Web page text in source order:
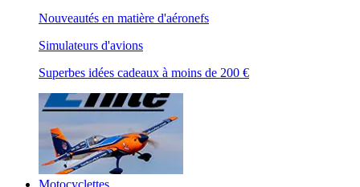
Nouveautés en matière d'aéronefs
Simulateurs d'avions
Superbes idées cadeaux à moins de 200 €
Motocyclettes